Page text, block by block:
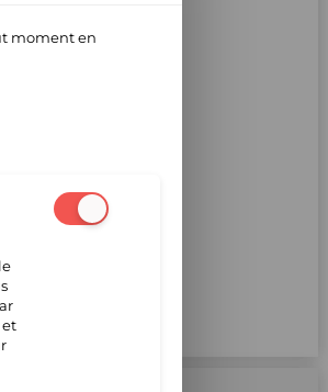
moment en
et